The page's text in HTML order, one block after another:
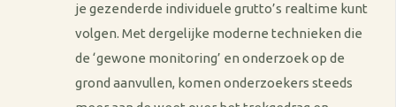
je gezenderde individuele grutto’s realtime kunt
volgen. Met dergelijke moderne technieken die
de ‘gewone monitoring’ en onderzoek op de
grond aanvullen, komen onderzoekers steeds